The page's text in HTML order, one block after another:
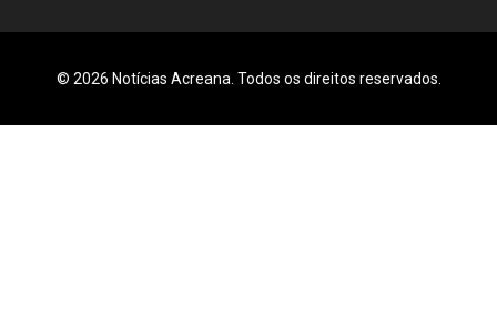
© 2026 Notícias Acreana. Todos os direitos reservados.